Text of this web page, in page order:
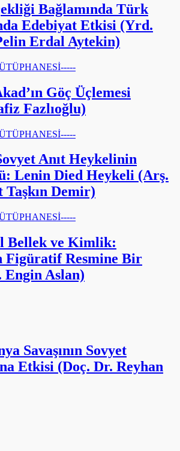
Bağlamında Türk
Edebiyat Etkisi (Yrd.
Erdal Aytekin)
Göç Üçlemesi
Fazlıoğlu)
Anıt Heykelinin
Lenin Died Heykeli (Arş.
Demir)
Bellek ve Kimlik:
Figüratif Resmine Bir
Engin Aslan)
Savaşının Sovyet
Etkisi (Doç. Dr. Reyhan